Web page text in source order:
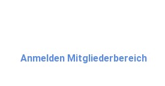
Anmelden Mitgliederbereich